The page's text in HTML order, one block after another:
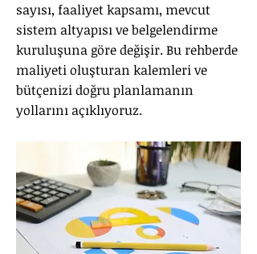
sayısı, faaliyet kapsamı, mevcut
sistem altyapısı ve belgelendirme
kuruluşuna göre değişir. Bu rehberde
maliyeti oluşturan kalemleri ve
bütçenizi doğru planlamanın
yollarını açıklıyoruz.